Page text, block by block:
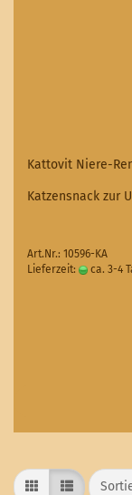
Kattovit Niere-
Katzensnack zur
Art.Nr.: 10596-KA
Lieferzeit:
ca. 3-4